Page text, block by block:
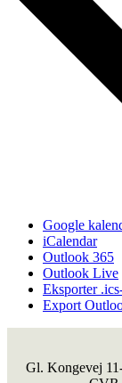
Google
iCalendar
Outlook 365
Outlook Live
Eksporter
Export
Gl. Kongevej